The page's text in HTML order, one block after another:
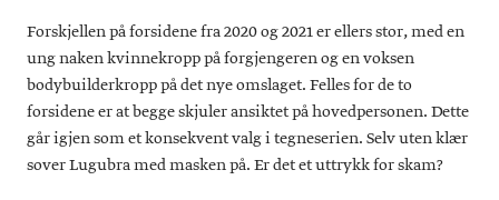
Forskjellen på forsidene fra 2020 og 2021 er ellers stor, med en
ung naken kvinnekropp på forgjengeren og en voksen
bodybuilderkropp på det nye omslaget. Felles for de to
forsidene er at begge skjuler ansiktet på hovedpersonen. Dette
går igjen som et konsekvent valg i tegneserien. Selv uten klær
sover Lugubra med masken på. Er det et uttrykk for skam?